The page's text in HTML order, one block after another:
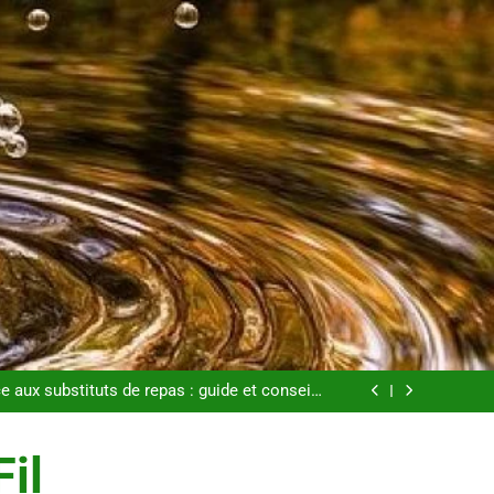
ce qu’il faut savoir sur les saignements
clés pour créer une entreprise solide
aux substituts de repas : guide et conseils
pratiques
perdre du poids rapidement et durable
aux substituts de repas : guide et conseils
perdre du poids rapidement et durable